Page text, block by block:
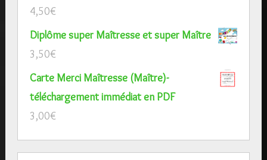
7,50€
Lapbook sur le thème des papillons à
télécharger au format PDF
7,50€
Carnet de voyage IRLANDE ludique et
pédagogique PDF
7,50€